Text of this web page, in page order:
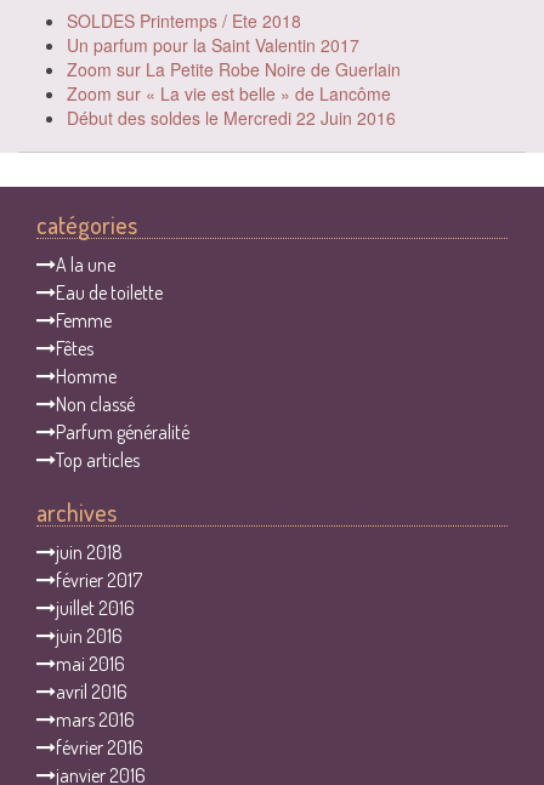
SOLDES Printemps / Ete 2018
Un parfum pour la Saint Valentin 2017
Zoom sur La Petite Robe Noire de Guerlain
Zoom sur « La vie est belle » de Lancôme
Début des soldes le Mercredi 22 Juin 2016
catégories
A la une
Eau de toilette
Femme
Fêtes
Homme
Non classé
Parfum généralité
Top articles
archives
juin 2018
février 2017
juillet 2016
juin 2016
mai 2016
avril 2016
mars 2016
février 2016
janvier 2016